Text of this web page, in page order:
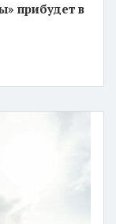
прибудет в